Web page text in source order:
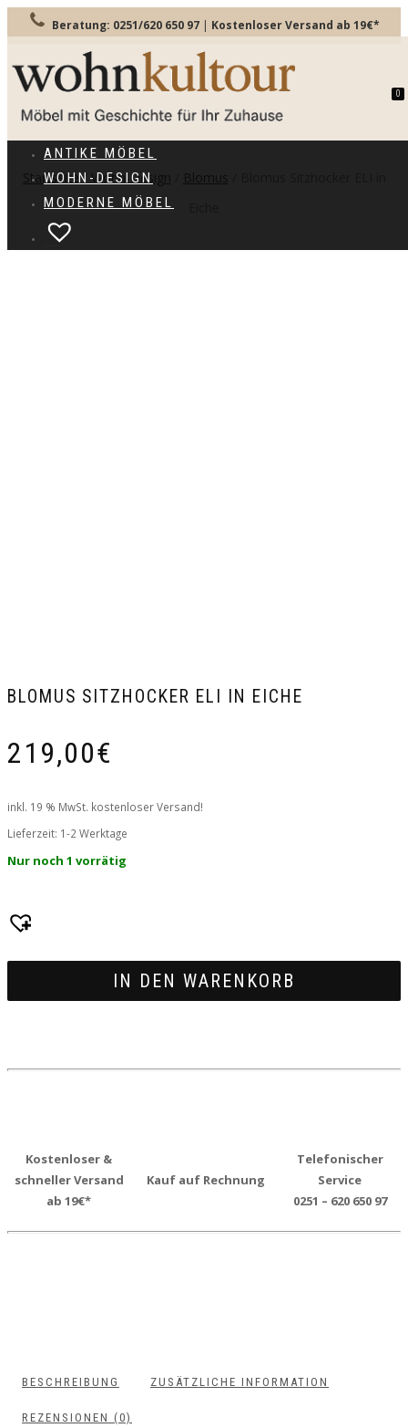
Beratung: 0251/620 650 97 | Kostenloser Versand ab 19€*
ANTIKE MÖBEL
WOHN-DESIGN
MODERNE MÖBEL
0
Startseite/Wohn-Design
BLOMUS SITZHOCKER ELI IN EICHE
219,00€
inkl. 19 % MwSt. kostenloser Versand!
Lieferzeit: 1-2 Werktage
Nur noch 1 vorrätig
IN DEN WARENKORB
Kostenloser &
schneller Versand
ab 19€*
Kauf auf Rechnung
Telefonischer
Service
0251 – 620 650 97
BESCHREIBUNG ZUSÄTZLICHE INFORMATION
REZENSIONEN (0)